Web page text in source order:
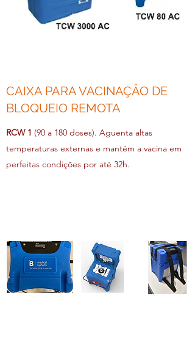
CAIXA PARA VACINAÇÂO DE
BLOQUEIO REMOTA
RCW 1 (90 a 180 doses). Aguenta altas
temperaturas externas e mantém a vacina em
perfeitas condições por até 32h.